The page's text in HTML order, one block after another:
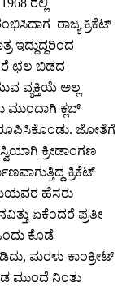
ರಲ್ಲಿ
ರಾಜ್ಯ ಕ್ರಿಕೆಟ್
ಇದ್ದುದ್ದರಿಂದ
ಛಲ ಬಿಡದ
ವ್ಯಕ್ತಿಯೆ ಅಲ್ಲ
ಮುಂದಾಗಿ ಕ್ಲಬ್
ಜೋತೆಗೆ
ಕ್ರೀಡಾಂಗಣ
ಕ್ರಿಕೆಟ್
ಹೆಸರು
ಏಕೆಂದರೆ ಪ್ರತೀ
ಕೊಡೆ
ಮರಳು ಕಾಂಕ್ರೀಟ್
ಮುಂದೆ ನಿಂತು